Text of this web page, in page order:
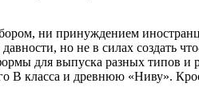
ни принуждением
но не в силах создать
для выпуска разных типов и
В класса и древнюю «Ниву».